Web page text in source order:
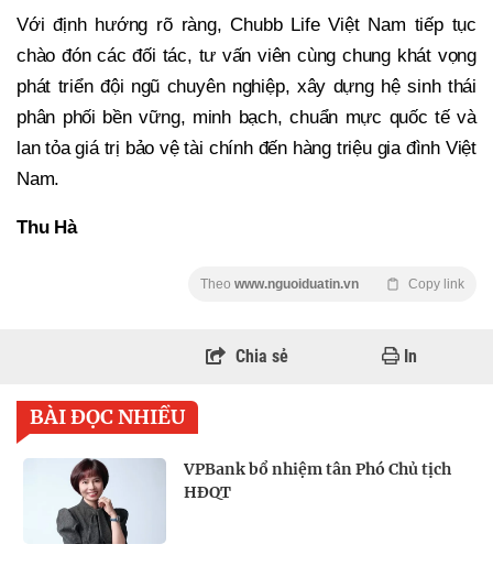
Với định hướng rõ ràng, Chubb Life Việt Nam tiếp tục
chào đón các đối tác, tư vấn viên cùng chung khát vọng
phát triển đội ngũ chuyên nghiệp, xây dựng hệ sinh thái
phân phối bền vững, minh bạch, chuẩn mực quốc tế và
lan tỏa giá trị bảo vệ tài chính đến hàng triệu gia đình Việt
Nam.
Thu Hà
Theo www.nguoiduatin.vn Copy link
Chia sẻ In
BÀI ĐỌC NHIỀU
VPBank bổ nhiệm tân Phó Chủ tịch
HĐQT